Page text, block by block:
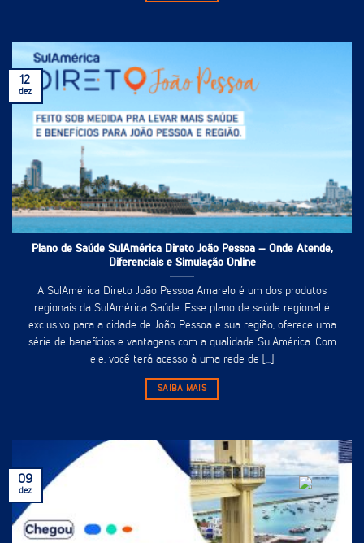
Plano de Saúde SulAmérica Direto João Pessoa – Onde Atende,
Diferenciais e Simulação Online
A SulAmérica Direto João Pessoa Amarelo é um dos produtos
regionais da SulAmérica Saúde. Esse plano de saúde regional é
exclusivo para a cidade de João Pessoa e sua região, oferece uma
série de benefícios e vantagens com a qualidade SulAmérica. Com
ele, você terá acesso à uma rede de [...]
SAIBA MAIS
12
dez
09
dez